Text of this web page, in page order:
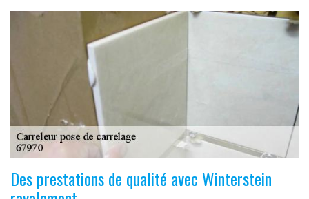
Des prestations de qualité avec Winterstein